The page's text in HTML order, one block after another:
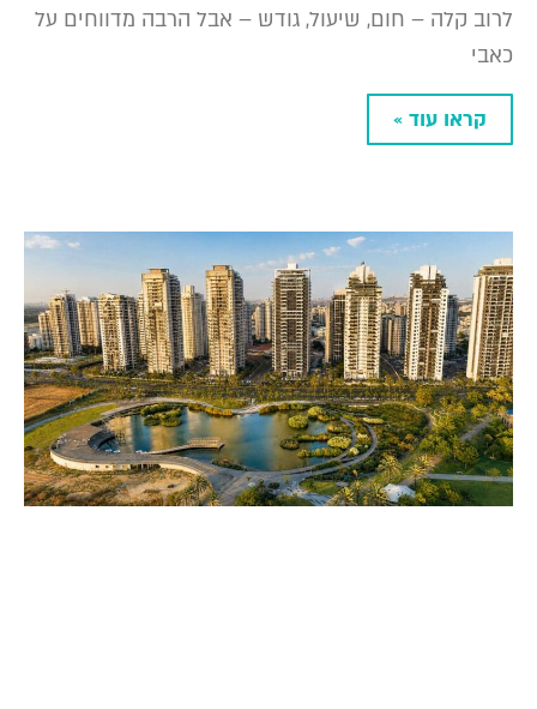
לרוב קלה – חום, שיעול, גודש – אבל הרבה מדווחים על
כאבי
קראו עוד »